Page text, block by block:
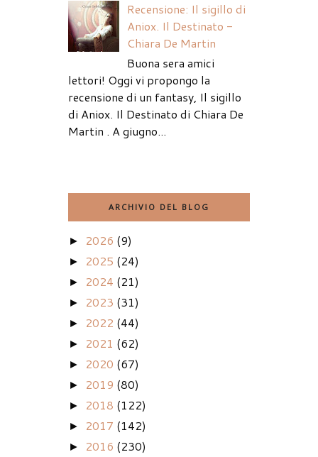
Recensione: Il sigillo di
Aniox. Il Destinato -
Chiara De Martin
Buona sera amici
lettori! Oggi vi propongo la
recensione di un fantasy, Il sigillo
di Aniox. Il Destinato di Chiara De
Martin . A giugno...
ARCHIVIO DEL BLOG
► 2026 (9)
► 2025 (24)
► 2024 (21)
► 2023 (31)
► 2022 (44)
► 2021 (62)
► 2020 (67)
► 2019 (80)
► 2018 (122)
► 2017 (142)
► 2016 (230)